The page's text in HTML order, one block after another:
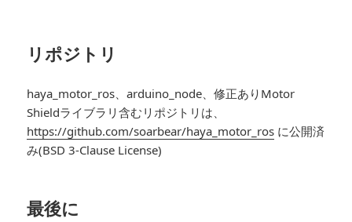
リポジトリ
haya_motor_ros、arduino_node、修正ありMotor
Shieldライブラリ含むリポジトリは、
https://github.com/soarbear/haya_motor_ros に公開済
み(BSD 3-Clause License)
最後に